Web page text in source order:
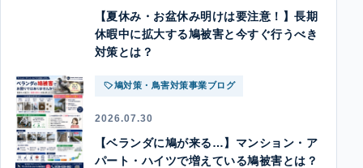
【夏休み・お盆休み明けは要注意！】長期
休暇中に拡大する鳩被害と今すぐ行うべき
対策とは？
鳩対策・鳥害対策事業ブログ
2026.07.30
【ベランダに鳩が来る…】マンション・ア
パート・ハイツで増えている鳩被害とは？